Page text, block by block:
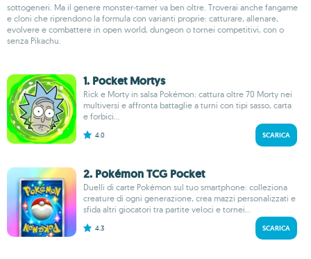
sottogeneri. Ma il genere monster-tamer va ben oltre. Troverai anche fangame
e cloni che riprendono la formula con varianti proprie: catturare, allenare,
evolvere e combattere in open world, dungeon o tornei competitivi, con o
senza Pikachu.
1. Pocket Mortys
Rick e Morty in salsa Pokémon: cattura oltre 70 Morty nei
multiversi e affronta battaglie a turni con tipi sasso, carta
e forbici...
4.0 SCARICA
2. Pokémon TCG Pocket
Duelli di carte Pokémon sul tuo smartphone: colleziona
creature di ogni generazione, crea mazzi personalizzati e
sfida altri giocatori tra partite veloci e tornei...
4.3 SCARICA